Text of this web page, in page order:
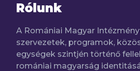
Rólunk
A Romániai Magyar
szervezetek, programok,
egységek szintjén történő
romániai magyarság